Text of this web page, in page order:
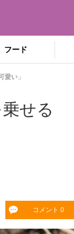
フード
い」
せる
コメント 0